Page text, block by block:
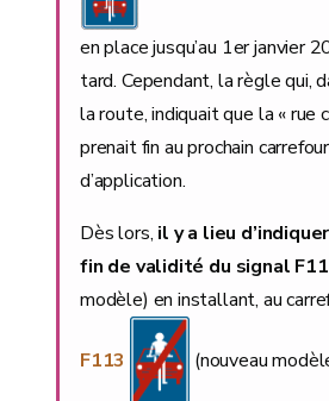
en place jusqu’au 1er janvier
tard. Cependant, la règle qui,
la route, indiquait que la « rue
prenait fin au prochain
d’application.
Dès lors, il y a lieu
fin de validité du signal
modèle) en installant, au
F113 (nouveau